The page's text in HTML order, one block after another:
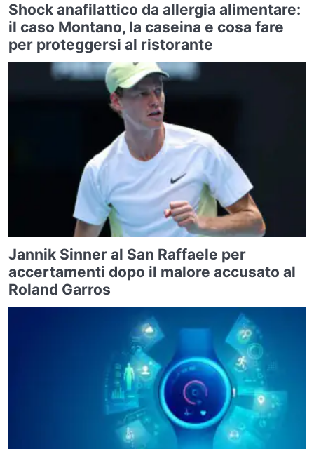
Shock anafilattico da allergia alimentare:
il caso Montano, la caseina e cosa fare
per proteggersi al ristorante
Jannik Sinner al San Raffaele per
accertamenti dopo il malore accusato al
Roland Garros